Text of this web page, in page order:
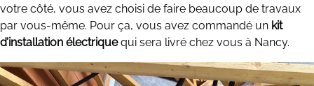
votre côté, vous avez choisi de faire beaucoup de travaux
par vous-même. Pour ça, vous avez commandé un kit
d’installation électriquequi sera livré chez vous à Nancy.